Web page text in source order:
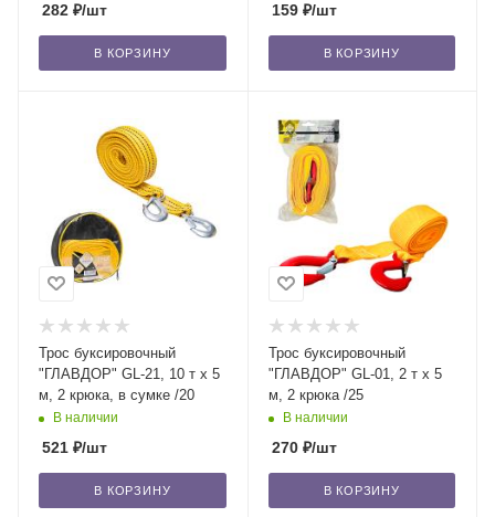
282 ₽/шт
В КОРЗИНУ
159₽/шт
В КОРЗИНУ
Трос буксировочный
"ГЛАВДОР" GL-21, 10 т х 5
м, 2 крюка, в сумке /20
В наличии
521 ₽/шт
В КОРЗИНУ
Трос буксировочный
"ГЛАВДОР" GL-01, 2 т х 5
м, 2 крюка /25
В наличии
270₽/шт
В КОРЗИНУ